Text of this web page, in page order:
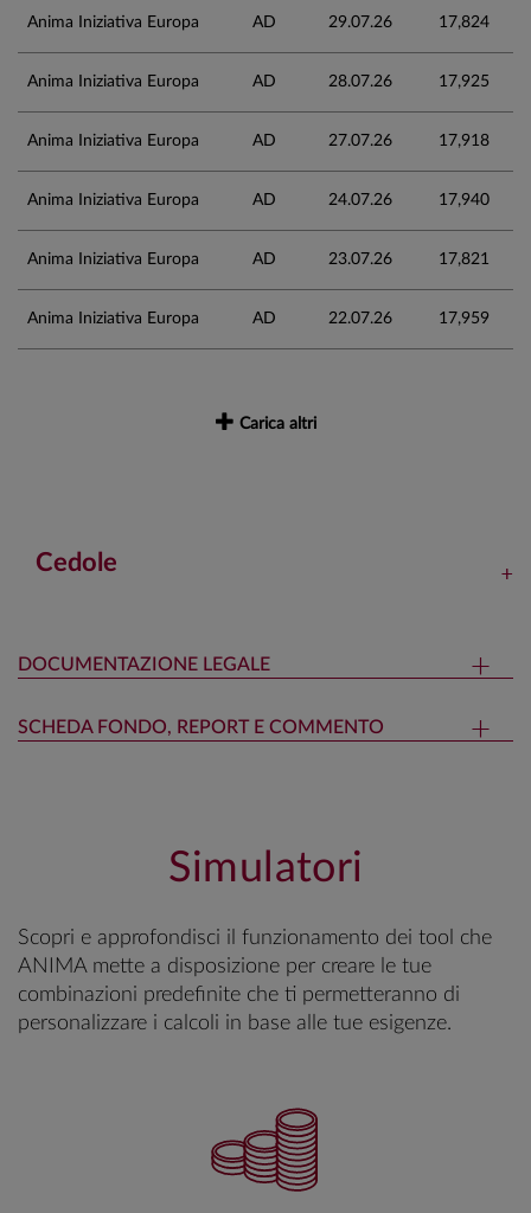
Anima Iniziativa Europa AD 29.07.26 17,824
Anima Iniziativa Europa AD 28.07.26 17,925
Anima Iniziativa Europa AD 27.07.26 17,918
Anima Iniziativa Europa AD 24.07.26 17,940
Anima Iniziativa Europa AD 23.07.26 17,821
Anima Iniziativa Europa AD 22.07.26 17,959
Carica altri
Cedole
DOCUMENTAZIONE LEGALE
SCHEDA FONDO, REPORT E COMMENTO
Simulatori
Scopri e approfondisci il funzionamento dei tool che
ANIMA mette a disposizione per creare le tue
combinazioni predefinite che ti permetteranno di
personalizzare i calcoli in base alle tue esigenze.